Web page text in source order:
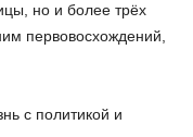
но и более трёх
первовосхождений,
с политикой и